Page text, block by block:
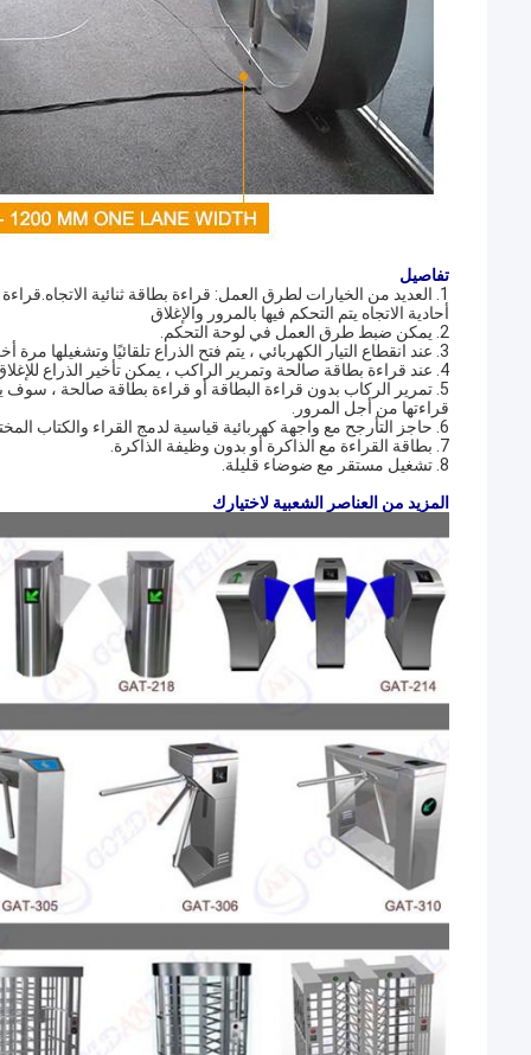
تفاصيل
1. العديد من الخيارات لطرق العمل: قراءة بطاقة ثنائية
أحادية الاتجاه يتم التحكم فيها بالمرور والإغلاق
2. يمكن ضبط طرق العمل في لوحة التحكم.
3. عند انقطاع التيار الكهربائي ، يتم فتح الذراع تلقائيًا وتشغيلها مرة أخرى ، سيتم تعليق الذراع تلقائيًا.
4. عند قراءة بطاقة صالحة وتمرير الراكب ، يمكن تأخير الذراع للإغلاق من 1-60 والتي يمكن ضبطها في لوحة التحكم.
5. تمرير الركاب بدون قراءة البطاقة أو قراءة بطاقة صالحة ،
قراءتها من أجل المرور.
6. حاجز التأرجح مع واجهة كهربائية قياسية لدمج القراء والكتاب المختلفين.
7. بطاقة القراءة مع الذاكرة أو بدون وظيفة الذاكرة.
8. تشغيل مستقر مع ضوضاء قليلة.
المزيد من العناصر الشعبية لاختيارك